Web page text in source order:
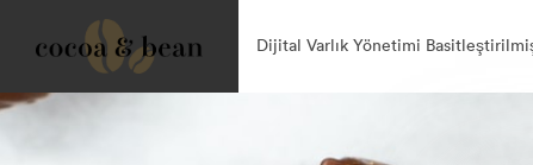
Dijital Varlık Yönetimi